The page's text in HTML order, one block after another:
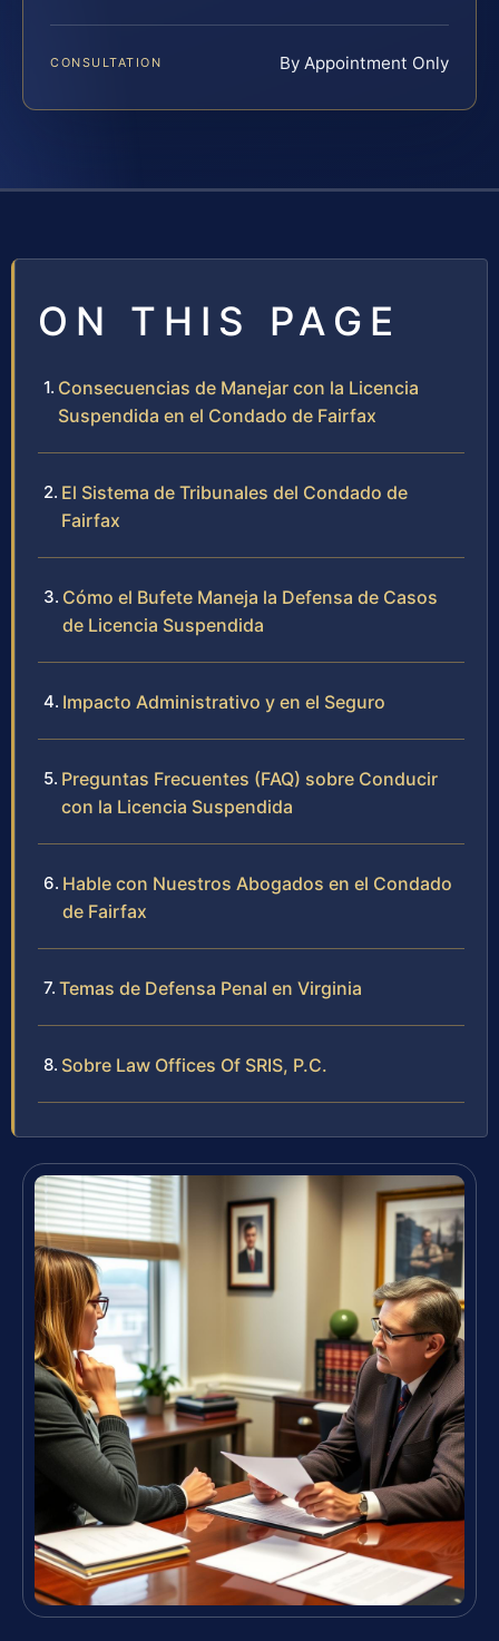
CONSULTATION By Appointment Only
ON THIS PAGE
Consecuencias de Manejar con la Licencia
Suspendida en el Condado de Fairfax
El Sistema de Tribunales del Condado de
Fairfax
Cómo el Bufete Maneja la Defensa de Casos
de Licencia Suspendida
Impacto Administrativo y en el Seguro
Preguntas Frecuentes (FAQ) sobre Conducir
con la Licencia Suspendida
Hable con Nuestros Abogados en el Condado
de Fairfax
Temas de Defensa Penal en Virginia
Sobre Law Offices Of SRIS, P.C.